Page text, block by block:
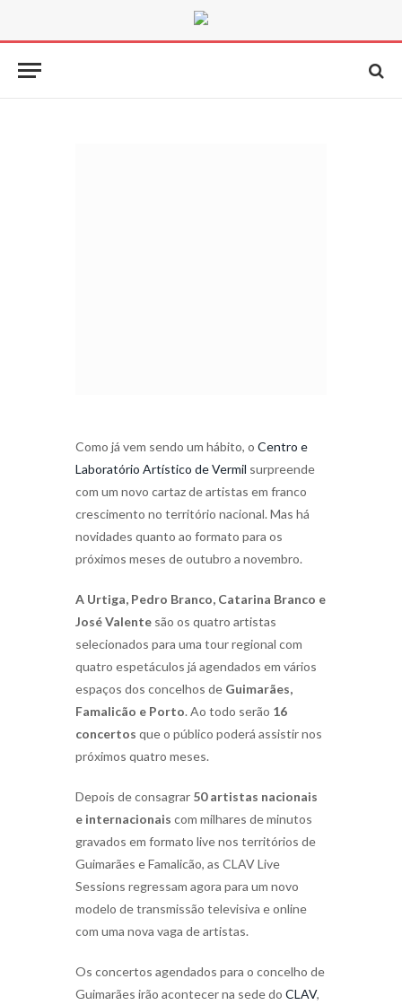
Como já vem sendo um hábito, o Centro e
Laboratório Artístico de Vermil surpreende
com um novo cartaz de artistas em franco
crescimento no território nacional. Mas há
novidades quanto ao formato para os
próximos meses de outubro a novembro.
A Urtiga, Pedro Branco, Catarina Branco e
José Valente são os quatro artistas
selecionados para uma tour regional com
quatro espetáculos já agendados em vários
espaços dos concelhos de Guimarães,
Famalicão e Porto. Ao todo serão 16
concertos que o público poderá assistir nos
próximos quatro meses.
Depois de consagrar 50 artistas nacionais
e internacionais com milhares de minutos
gravados em formato live nos territórios de
Guimarães e Famalicão, as CLAV Live
Sessions regressam agora para um novo
modelo de transmissão televisiva e online
com uma nova vaga de artistas.
Os concertos agendados para o concelho de
Guimarães irão acontecer na sede do CLAV,